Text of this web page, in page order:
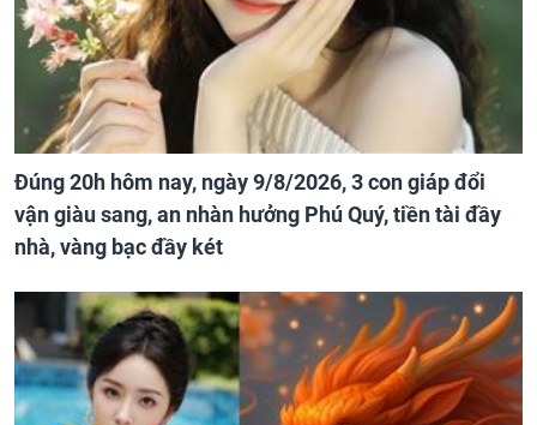
Đúng 20h hôm nay, ngày 9/8/2026, 3 con giáp đổi
vận giàu sang, an nhàn hưởng Phú Quý, tiền tài đầy
nhà, vàng bạc đầy két